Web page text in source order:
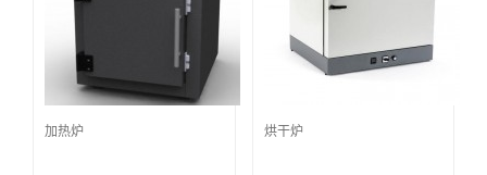
加热炉 烘干炉